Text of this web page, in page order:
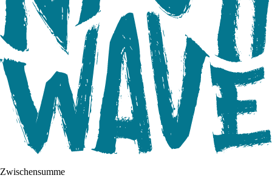
Zwischensumme